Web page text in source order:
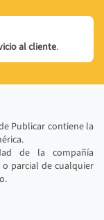
al cliente.
Publicar contiene la
de la compañía
parcial de cualquier